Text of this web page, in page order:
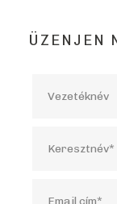
ÜZENJEN